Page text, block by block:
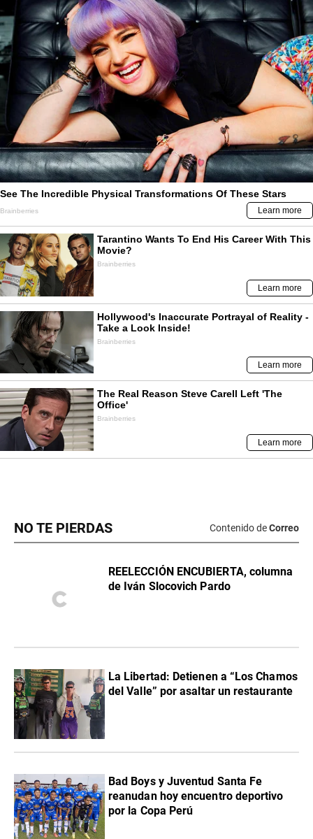
NO TE PIERDAS Contenido deCorreo
REELECCIÓN ENCUBIERTA, columna
de Iván Slocovich Pardo
La Libertad: Detienen a “Los Chamos
del Valle” por asaltar un restaurante
Bad Boys y Juventud Santa Fe
reanudan hoy encuentro deportivo
por la Copa Perú